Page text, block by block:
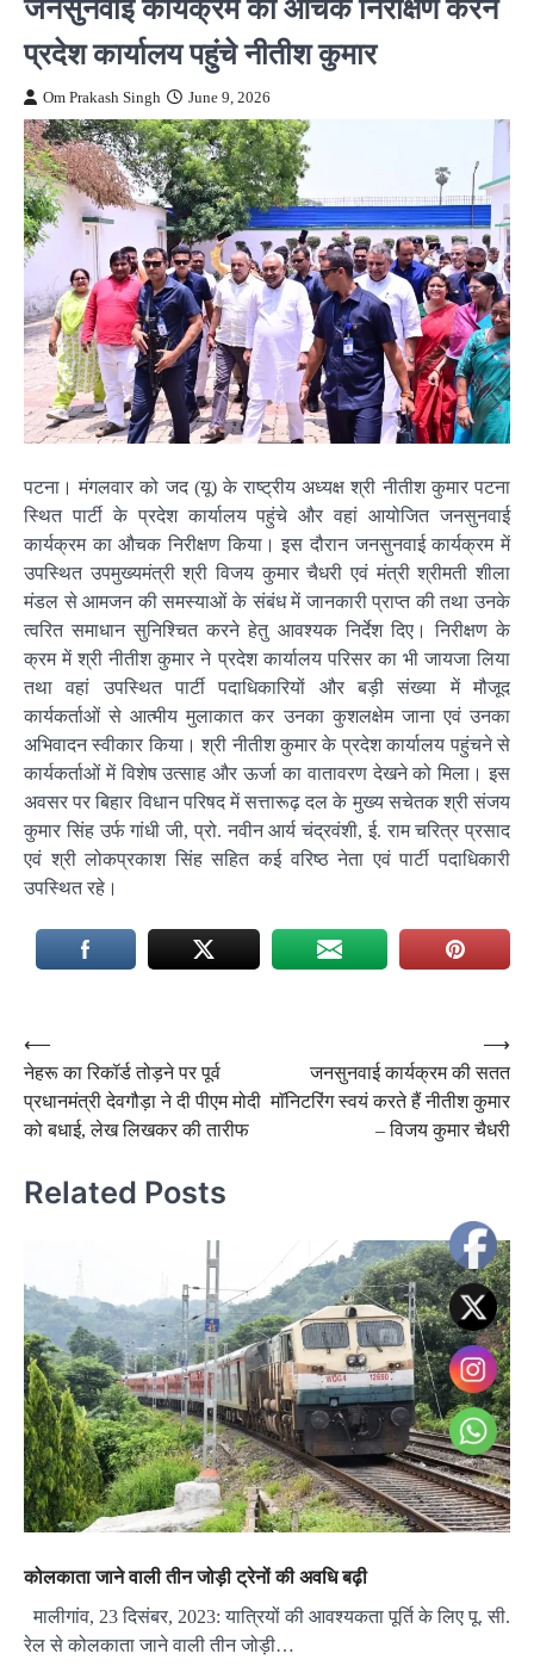
प्रदेश कार्यालय पहुंचे नीतीश कुमार
Om Prakash Singh June 9, 2026
पटना। मंगलवार को जद (यू) के राष्ट्रीय अध्यक्ष श्री नीतीश कुमार पटना
स्थित पार्टी के प्रदेश कार्यालय पहुंचे और वहां आयोजित जनसुनवाई
कार्यक्रम का औचक निरीक्षण किया। इस दौरान जनसुनवाई कार्यक्रम में
उपस्थित उपमुख्यमंत्री श्री विजय कुमार चैधरी एवं मंत्री श्रीमती शीला
मंडल से आमजन की समस्याओं के संबंध में जानकारी प्राप्त की तथा उनके
त्वरित समाधान सुनिश्चित करने हेतु आवश्यक निर्देश दिए। निरीक्षण के
क्रम में श्री नीतीश कुमार ने प्रदेश कार्यालय परिसर का भी जायजा लिया
तथा वहां उपस्थित पार्टी पदाधिकारियों और बड़ी संख्या में मौजूद
कार्यकर्ताओं से आत्मीय मुलाकात कर उनका कुशलक्षेम जाना एवं उनका
अभिवादन स्वीकार किया। श्री नीतीश कुमार के प्रदेश कार्यालय पहुंचने से
कार्यकर्ताओं में विशेष उत्साह और ऊर्जा का वातावरण देखने को मिला। इस
अवसर पर बिहार विधान परिषद में सत्तारूढ़ दल के मुख्य सचेतक श्री संजय
कुमार सिंह उर्फ गांधी जी, प्रो. नवीन आर्य चंद्रवंशी, ई. राम चरित्र प्रसाद
एवं श्री लोकप्रकाश सिंह सहित कई वरिष्ठ नेता एवं पार्टी पदाधिकारी
उपस्थित रहे।
Post
navigation
⟵
नेहरू का रिकॉर्ड तोड़ने पर पूर्व
प्रधानमंत्री देवगौड़ा ने दी पीएम मोदी
को बधाई, लेख लिखकर की तारीफ
जनसुनवाई कार्यक्रम की सतत
माॅनिटरिंग स्वयं करते हैं नीतीश कुमार
– विजय कुमार चैधरी
⟶
Related Posts
कोलकाता जाने वाली तीन जोड़ी ट्रेनों की अवधि बढ़ी
मालीगांव, 23 दिसंबर, 2023: यात्रियों की आवश्यकता पूर्ति के लिए पू. सी.
रेल से कोलकाता जाने वाली तीन जोड़ी…